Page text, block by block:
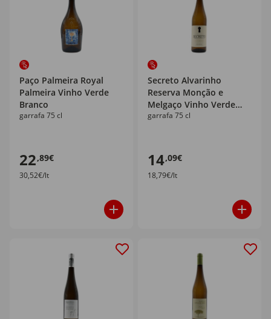
Paço Palmeira Royal
Palmeira Vinho Verde
Branco
garrafa 75 cl
22,89€
30,52€/lt
Secreto Alvarinho
Reserva Monção e
Melgaço Vinho Verde
Branco
garrafa 75 cl
14,09€
18,79€/lt